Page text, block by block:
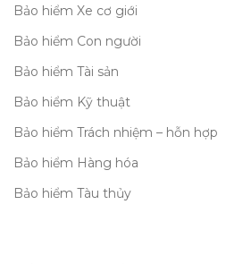
Bảo hiểm Xe cơ giới
Bảo hiểm Con người
Bảo hiểm Tài sản
Bảo hiểm Kỹ thuật
Bảo hiểm Trách nhiệm – hỗn hợp
Bảo hiểm Hàng hóa
Bảo hiểm Tàu thủy